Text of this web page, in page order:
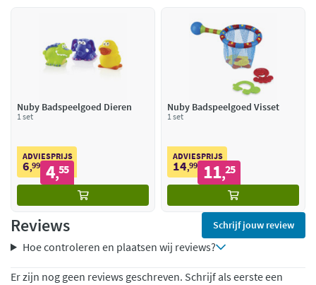
Nuby Badspeelgoed Dieren
1 set
ADVIESPRIJS
6,99 4,55
Nuby Badspeelgoed Visset
1 set
ADVIESPRIJS
14,99 11,25
Reviews Schrijf jouw review
Hoe controleren en plaatsen wij reviews?
Er zijn nog geen reviews geschreven. Schrijf als eerste een